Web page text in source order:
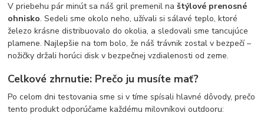
V priebehu pár minút sa náš gril premenil naštýlové prenosné
ohnisko. Sedeli sme okolo neho, užívali si sálavé teplo, ktoré
železo krásne distribuovalo do okolia, a sledovali sme tancujúce
plamene. Najlepšie na tom bolo, že náš trávnik zostal v bezpečí –
nožičky držali horúci disk v bezpečnej vzdialenosti od zeme.
Celkové zhrnutie: Prečo ju musíte mať?
Po celom dni testovania sme si v tíme spísali hlavné dôvody, prečo
tento produkt odporúčame každému milovníkovi outdooru: